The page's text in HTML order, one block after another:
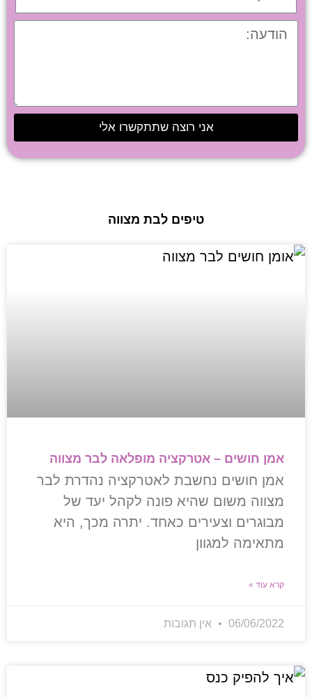
אני רוצה שתתקשרו אלי
טיפים לבת מצווה
אמן חושים – אטרקציה מופלאה לבר מצווה
אמן חושים נחשבת לאטרקציה נהדרת לבר
מצווה משום שהיא פונה לקהל יעד של
מבוגרים וצעירים כאחד. יתרה מכך, היא
מתאימה למגוון
קרא עוד »
06/06/2022 אין תגובות